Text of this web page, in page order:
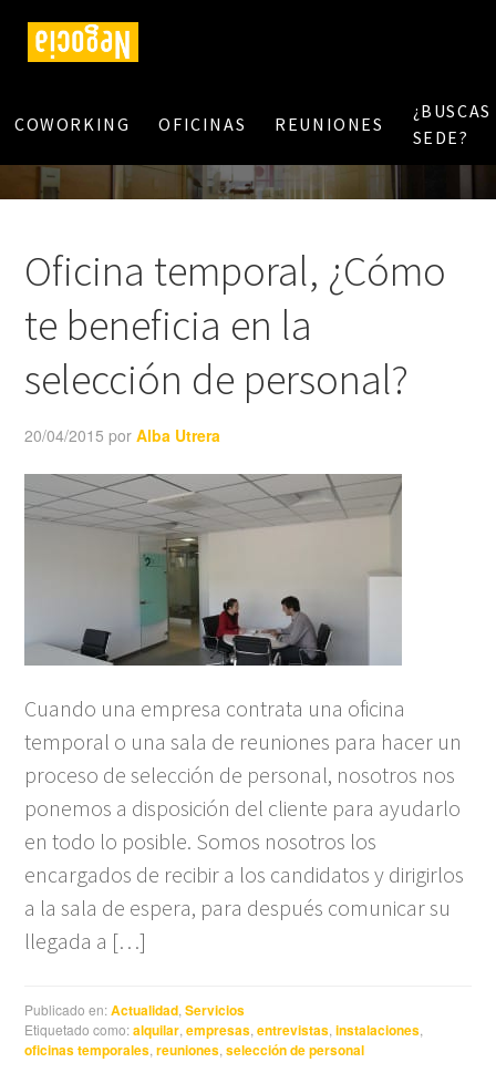
COWORKING OFICINAS REUNIONES
¿BUSCAS
SEDE?
Oficina temporal, ¿Cómo
te beneficia en la
selección de personal?
20/04/2015 porAlba Utrera
Cuando una empresa contrata una oficina
temporal o una sala de reuniones para hacer un
proceso de selección de personal, nosotros nos
ponemos a disposición del cliente para ayudarlo
en todo lo posible. Somos nosotros los
encargados de recibir a los candidatos y dirigirlos
a la sala de espera, para después comunicar su
llegada a […]
Publicado en:Actualidad ,Servicios
Etiquetado como:alquilar ,empresas ,entrevistas ,instalaciones
oficinas temporales ,reuniones ,selección de personal